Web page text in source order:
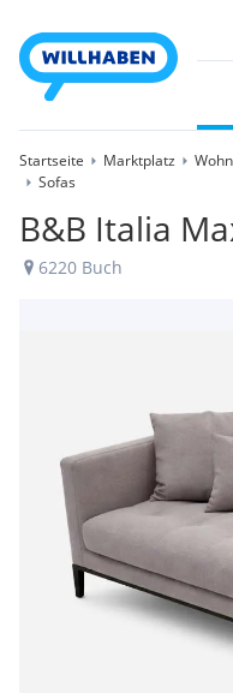
Startseite Marktplatz
Sofas
B&B Italia
6220 Buch